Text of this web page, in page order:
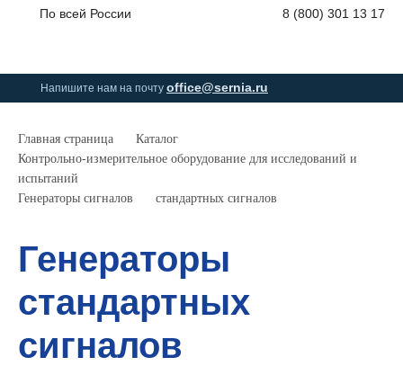
По всей России 8 (800) 301 13 17
Напишите нам на почту office@sernia.ru
Главная страница
Каталог
Контрольно-измерительное оборудование для исследований и
испытаний
Генераторы сигналов
стандартных сигналов
Генераторы
стандартных
сигналов